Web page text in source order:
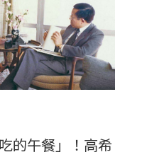
的午餐」！高希